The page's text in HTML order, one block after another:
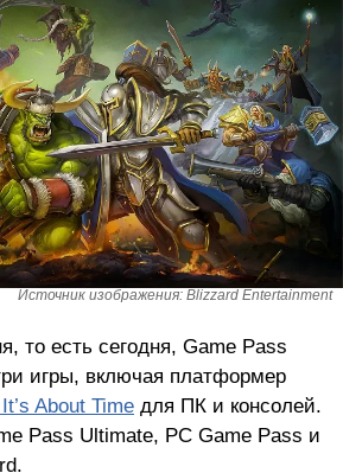
Источник изображения: Blizzard Entertainment
то есть сегодня, Game Pass
игры, включая платформер
About Timeдля ПК и консолей.
Pass Ultimate, PC Game Pass и